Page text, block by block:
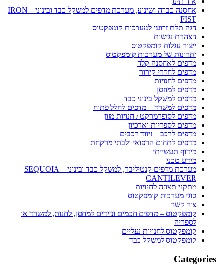
אחסנה כבדה ושינוע, מערכת מדפים למשקל כבד ובינוני – IRON
FIST
הגה תלת זרועי למערכות קומפקטוס
הצהרת נגישות
ייצור עגלות קומפקטוס
יתרונות של מערכות קומפקטוס
מדפים לאחסנה קלה
מדפים לחדרי קירור
מדפים לחנויות
מדפים למחסן
מדפים למשקל בינוני כבד
מדפים למשרד – מדפים לחלל פתוח
מדפים לסופרמרקט / חנויות מזון
מדפים לספריות וארכיון
מדפים לרכב – זיווד רכבים
מדפים לתחום הרפואי ולבתי מרקחת
מידוף תעשייתי
מידע טכני
מערכת מדפים קנטיליבר, למשקל כבד ובינוני – SEQUOIA
CANTILEVER
מתקני תצוגה לחנויות
סוגי מערכות קומפקטוס
צור קשר
קומפקטוס – מדפים חכמים וניידים למחסן, לחנות, למשרד או
לספריה
קומפקטוס לחנויות נעליים
קומפקטוס למשקל כבד
Categories